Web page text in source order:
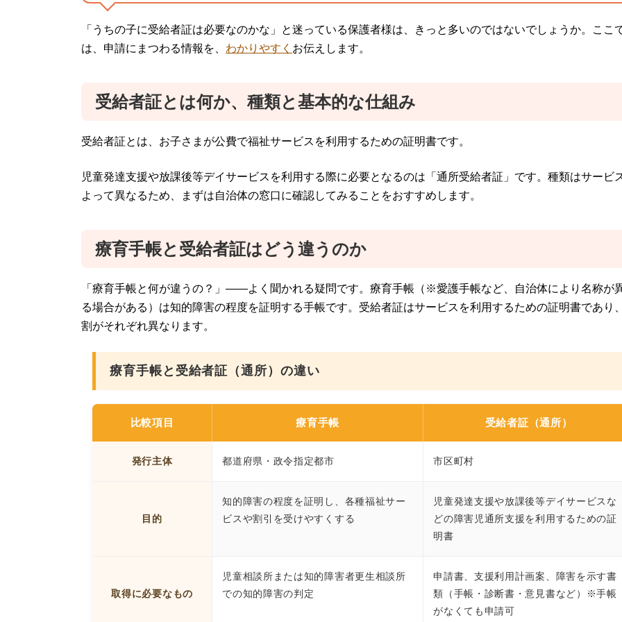
「うちの子に受給者証は必要なのかな」と迷っている保護者様は、きっと多いのではないでしょうか。ここ
は、申請にまつわる情報を、 わかりやすく お伝えします。
受給者証とは何か、種類と基本的な仕組み
受給者証とは、お子さまが公費で福祉サービスを利用するための証明書です。
児童発達支援や放課後等デイサービスを利用する際に必要となるのは「通所受給者証」です。種類はサービ
よって異なるため、まずは自治体の窓口に確認してみることをおすすめします。
療育手帳と受給者証はどう違うのか
「療育手帳と何が違うの？」——よく聞かれる疑問です。療育手帳（※愛護手帳など、自治体により名称が
る場合がある）は知的障害の程度を証明する手帳です。受給者証はサービスを利用するための証明書であり
割がそれぞれ異なります。
療育手帳と受給者証（通所）の違い
比較項目 療育手帳 受給者証（通所）
発行主体 都道府県・政令指定都市 市区町村
目的
知的障害の程度を証明し、各種福祉サー
ビスや割引を受けやすくする
児童発達支援や放課後等デイサービスな
どの障害児通所支援を利用するための証
明書
取得に必要なもの
児童相談所または知的障害者更生相談所
での知的障害の判定
申請書、支援利用計画案、障害を示す書
類（手帳・診断書・意見書など）※手帳
がなくても申請可